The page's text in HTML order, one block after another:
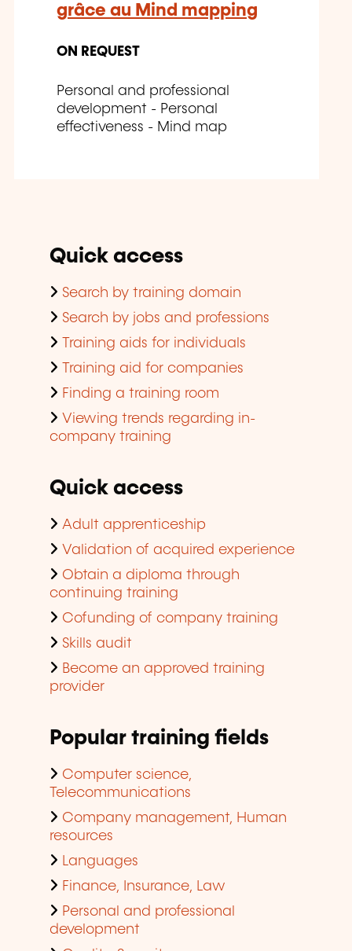
grâce au Mind mapping
ON REQUEST
Personal and professional
development - Personal
effectiveness - Mind map
Quick access
Search by training domain
Search by jobs and professions
Training aids for individuals
Training aid for companies
Finding a training room
Viewing trends regarding in-
company training
Quick access
Adult apprenticeship
Validation of acquired experience
Obtain a diploma through
continuing training
Cofunding of company training
Skills audit
Become an approved training
provider
Popular training fields
Computer science,
Telecommunications
Company management, Human
resources
Languages
Finance, Insurance, Law
Personal and professional
development